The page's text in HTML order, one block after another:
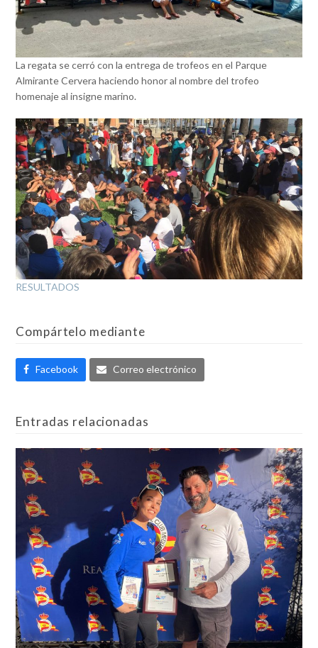
La regata se cerró con la entrega de trofeos en el Parque
Almirante Cervera haciendo honor al nombre del trofeo
homenaje al insigne marino.
RESULTADOS
Compártelo mediante
Facebook Correo electrónico
Entradas relacionadas